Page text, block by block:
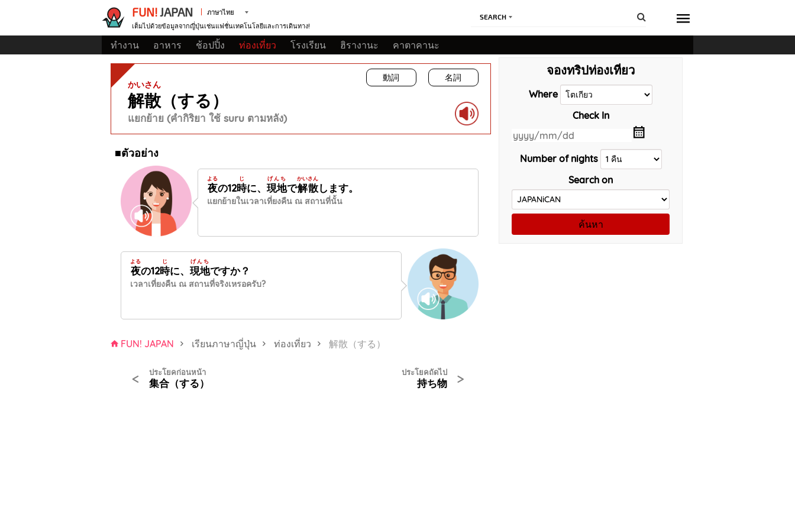
FUN! JAPAN ภาษาไทย
เต็มไปด้วยข้อมูลจากญี่ปุ่นเช่นแฟชั่นเทคโนโลยีและการเดินทาง!
SEARCH
ทำงาน อาหาร ช้อปปิ้ง ท่องเที่ยว โรงเรียน ฮิรางานะ คาตาคานะ
解散
かいさん
（する）
แยกย้าย (คำกิริยา ใช้ suru ตามหลัง)
名詞
動詞
■ตัวอย่าง
夜
よる
の12時
じ
に、 現地
げんち
で解散
かいさん
します。
แยกย้ายในเวลาเที่ยงคืน ณ สถานที่นั้น
夜
よる
の12時
じ
に、 現地
げんち
ですか？
เวลาเที่ยงคืน ณ สถานที่จริงเหรอครับ?
FUN! JAPAN เรียนภาษาญี่ปุ่น ท่องเที่ยว 解散（する）
< ประโยคก่อนหน้า
集合（する）
ประโยคถัดไป
持ち物 >
จองทริปท่องเที่ยว
Where
Check In
Number of nights
Search on
ค้นหา